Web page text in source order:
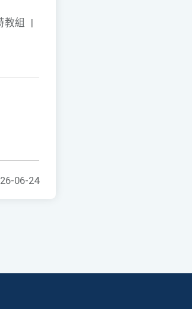
教組 |
06-24